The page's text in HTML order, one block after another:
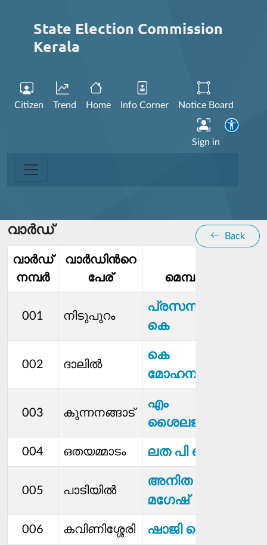
State Election Commission
Kerala
Citizen Trend Home Info Corner Notice Board
Sign in
വാര്‍ഡ് Back
വാര്‍ഡ്‌
നമ്പര്‍
വാര്‍ഡിൻറെ
പേര്
മെമ്പര്‍
001 നിടുപുറം
പ്രസന്ന
കെ
002 ദാലിൽ
കെ
മോഹനൻ
003 കുന്നനങ്ങാട്
എം
ശൈലജ
004 ഒതയമ്മാടം ലത പി കെ
005 പാടിയിൽ
അനിത
മഗേഷ്
006 കവിണിശ്ശേരി ഷാജി കെ